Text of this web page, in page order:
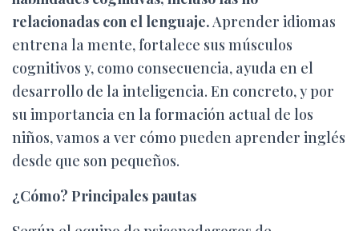
relacionadas con el lenguaje.Aprender idiomas
entrena la mente, fortalece sus músculos
cognitivos y, como consecuencia, ayuda en el
desarrollo de la inteligencia. En concreto, y por
su importancia en la formación actual de los
niños, vamos a ver cómo pueden aprender inglés
desde que son pequeños.
¿Cómo? Principales pautas